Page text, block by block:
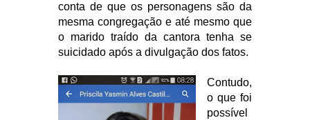
conta de que os personagens são da
mesma congregação e até mesmo que
o marido traído da cantora tenha se
suicidado após a divulgação dos fatos.
Contudo,
o que foi
possível